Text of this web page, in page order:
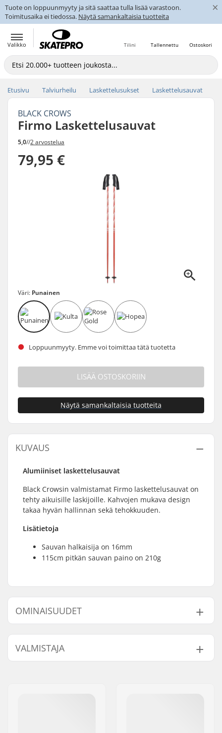
Tuote on loppuunmyyty ja sitä saattaa tulla lisää varastoon.
Toimitusaika ei tiedossa. Näytä samankaltaisia tuotteita
×
Valikko Ostoskori
Tallennettu
Tilini
Etusivu Talviurheilu Laskettelusukset Laskettelusauvat
BLACK CROWS
Firmo Laskettelusauvat
5,0//2 arvostelua
79,95 €
Väri: Punainen
Loppuunmyyty. Emme voi toimittaa tätä tuotetta
LISÄÄ OSTOSKORIIN
Näytä samankaltaisia tuotteita
KUVAUS
Alumiiniset laskettelusauvat
Black Crowsin valmistamat Firmo laskettelusauvat on
tehty aikuisille laskijoille. Kahvojen mukava design
takaa hyvän hallinnan sekä tehokkuuden.
Lisätietoja
Sauvan halkaisija on 16mm
115cm pitkän sauvan paino on 210g
OMINAISUUDET
Paras käyttö:
All Mountain
Sukupuoli:
VALMISTAJA